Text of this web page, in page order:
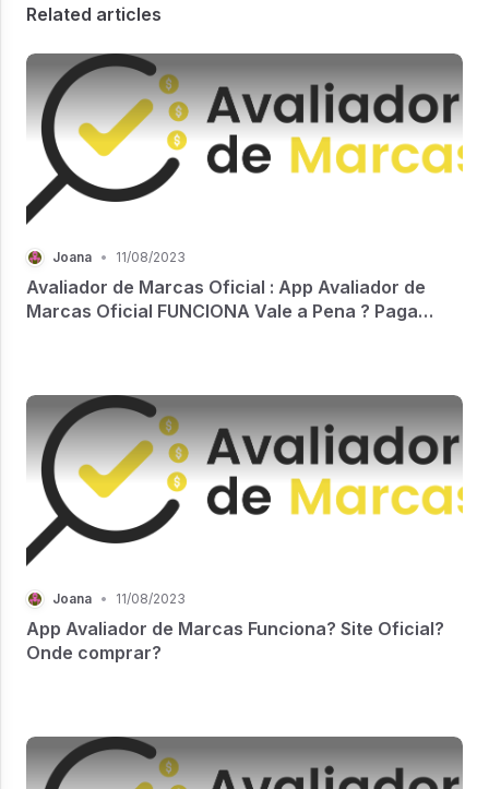
Related articles
Joana • 11/08/2023
Avaliador de Marcas Oficial : App Avaliador de
Marcas Oficial FUNCIONA Vale a Pena ? Paga
Joana • 11/08/2023
App Avaliador de Marcas Funciona? Site Oficial?
Onde comprar?